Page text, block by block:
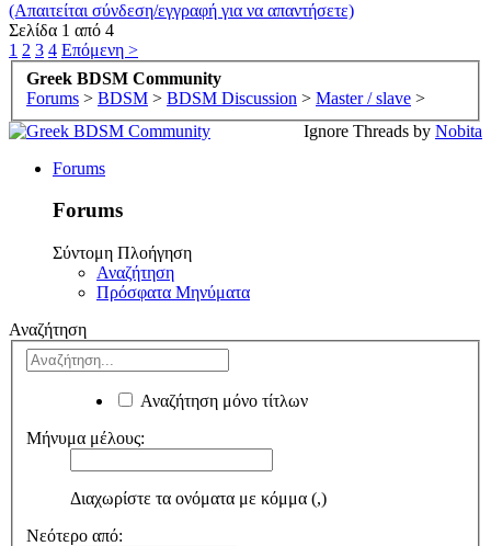
(Απαιτείται σύνδεση/εγγραφή για να απαντήσετε)
Σελίδα 1 από 4
1 2 3 4 Επόμενη >
Greek BDSM Community
Forums > BDSM > BDSM Discussion > Master / slave >
Ignore Threads by Nobita
Forums
Forums
Σύντομη Πλοήγηση
Αναζήτηση
Πρόσφατα Μηνύματα
Αναζήτηση
Αναζήτηση μόνο τίτλων
Μήνυμα μέλους:
Διαχωρίστε τα ονόματα με κόμμα (,)
Νεότερο από: